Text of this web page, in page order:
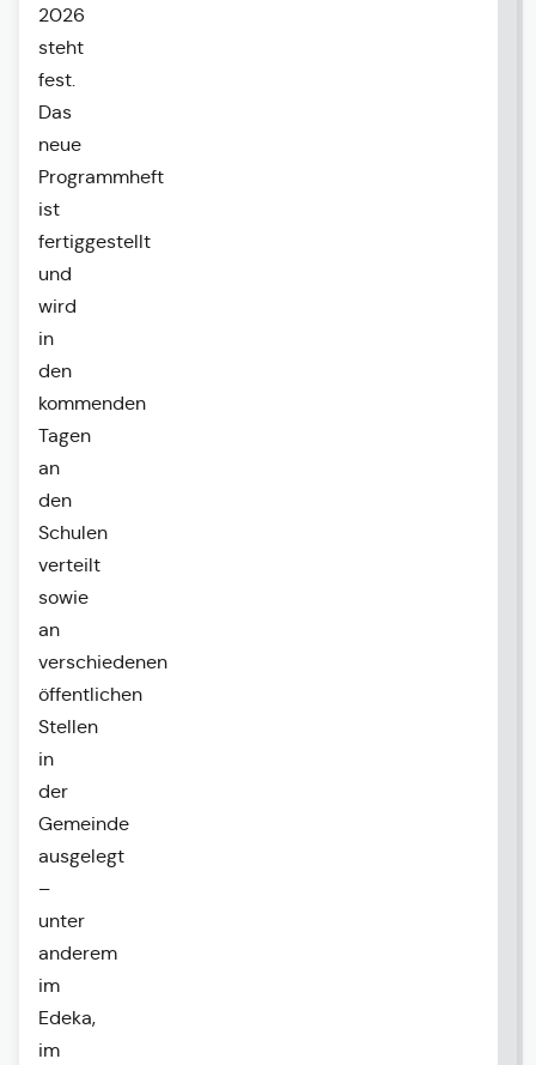
2026
steht
fest.
Das
neue
Programmheft
ist
fertiggestellt
und
wird
in
den
kommenden
Tagen
an
den
Schulen
verteilt
sowie
an
verschiedenen
öffentlichen
Stellen
in
der
Gemeinde
ausgelegt
–
unter
anderem
im
Edeka,
im